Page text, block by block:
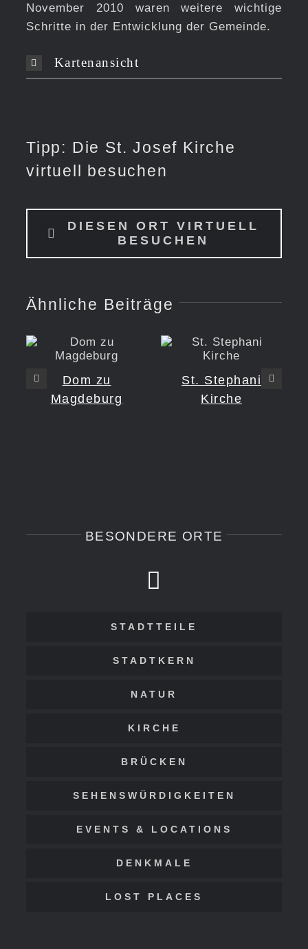
November 2010 waren weitere wichtige
Schritte in der Entwicklung der Gemeinde.
Kartenansicht
Tipp: Die St. Josef Kirche
virtuell besuchen
DIESEN ORT VIRTUELL
BESUCHEN
Ähnliche Beiträge
Dom zu
Magdeburg
St. Stephani
Kirche
BESONDERE ORTE
STADTTEILE
STADTKERN
NATUR
KIRCHE
BRÜCKEN
SEHENSWÜRDIGKEITEN
EVENTS & LOCATIONS
DENKMALE
LOST PLACES